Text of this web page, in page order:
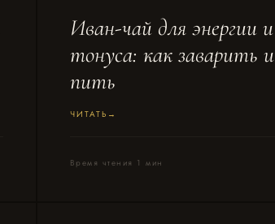
Иван-чай для энергии и
тонуса: как заварить и
пить
ЧИТАТЬ
Время чтения 1 мин